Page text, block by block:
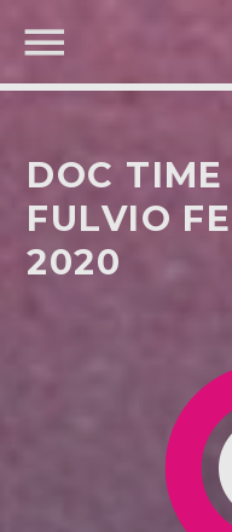
CERCA
DOC
FULVIO
2020